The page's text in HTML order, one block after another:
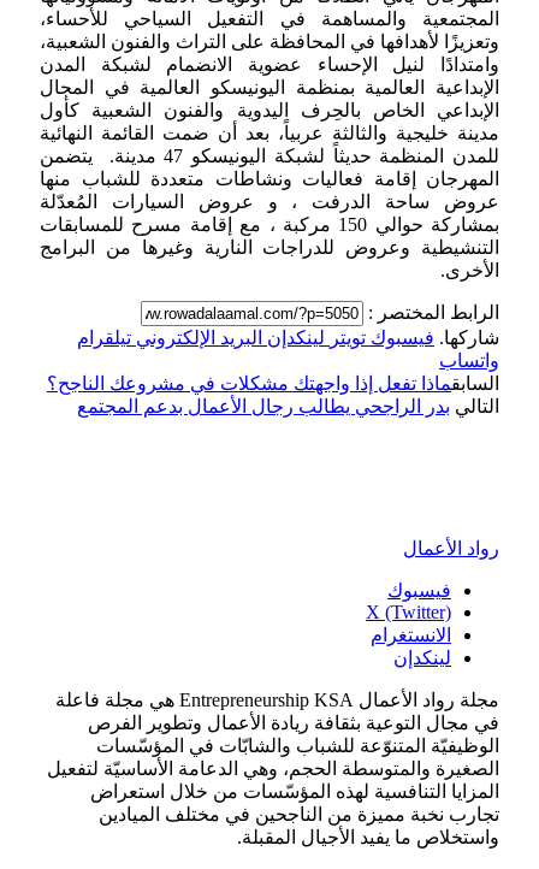
المجتمعية والمساهمة في التفعيل السياحي للأحساء،
وتعزيزًا لأهدافها في المحافظة على التراث والفنون الشعبية،
وامتدادًا لنيل الإحساء عضوية الانضمام لشبكة المدن
الإبداعية العالمية بمنظمة اليونيسكو العالمية في المجال
الإبداعي الخاص بالحِرف اليدوية والفنون الشعبية كأول
مدينة خليجية والثالثة عربياً، بعد أن ضمت القائمة النهائية
للمدن المنظمة حديثاً لشبكة اليونيسكو 47 مدينة. يتضمن
المهرجان إقامة فعاليات ونشاطات متعددة للشباب منها
عروض ساحة الدرفت ، و عروض السيارات المُعدّلة
بمشاركة حوالي 150 مركبة ، مع إقامة مسرح للمسابقات
التنشيطية وعروض للدراجات النارية وغيرها من البرامج
الأخرى.
الرابط المختصر :
شاركها. فيسبوك تويتر لينكدإن البريد الإلكتروني تيلقرام
واتساب
السابقماذا تفعل إذا واجهتك مشكلات في مشروعك الناجح؟
التالي بدر الراجحي يطالب رجال الأعمال بدعم المجتمع
رواد الأعمال
فيسبوك
X (Twitter)
الانستغرام
لينكدإن
مجلة رواد الأعمال Entrepreneurship KSA هي مجلة فاعلة
في مجال التوعية بثقافة ريادة الأعمال وتطوير الفرص
الوظيفيّة المتنوّعة للشباب والشابّات في المؤسّسات
الصغيرة والمتوسطة الحجم، وهي الدعامة الأساسيّة لتفعيل
المزايا التنافسية لهذه المؤسّسات من خلال استعراض
تجارب نخبة مميزة من الناجحين في مختلف الميادين
واستخلاص ما يفيد الأجيال المقبلة.